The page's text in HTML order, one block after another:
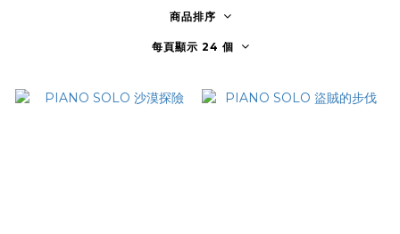
商品排序
每頁顯示 24 個